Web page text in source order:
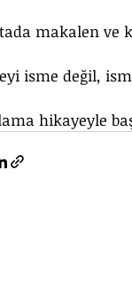
makalen ve
isme değil,
hikayeyle